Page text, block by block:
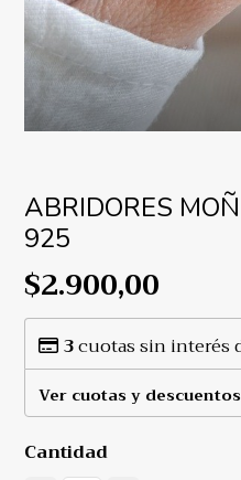
ABRIDORES
925
$2.900,00
3cuotas sin interés
Ver cuotas y descuentos
Cantidad